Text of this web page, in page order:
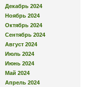
Декабрь 2024
Ноябрь 2024
Октябрь 2024
Сентябрь 2024
Август 2024
Июль 2024
Июнь 2024
Май 2024
Апрель 2024